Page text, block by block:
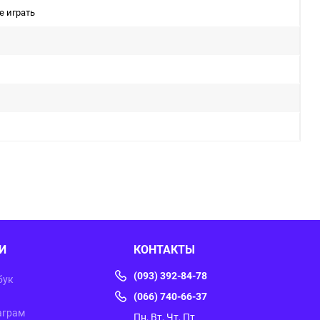
играть
КОНТАКТЫ
(093) 392-84-78
(066) 740-66-37
Пн, Вт, Чт, Пт